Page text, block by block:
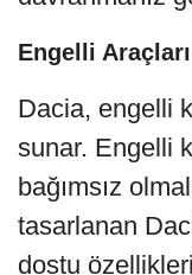
Engelli
Dacia, engelli
sunar. Engelli
bağımsız
tasarlanan
dostu